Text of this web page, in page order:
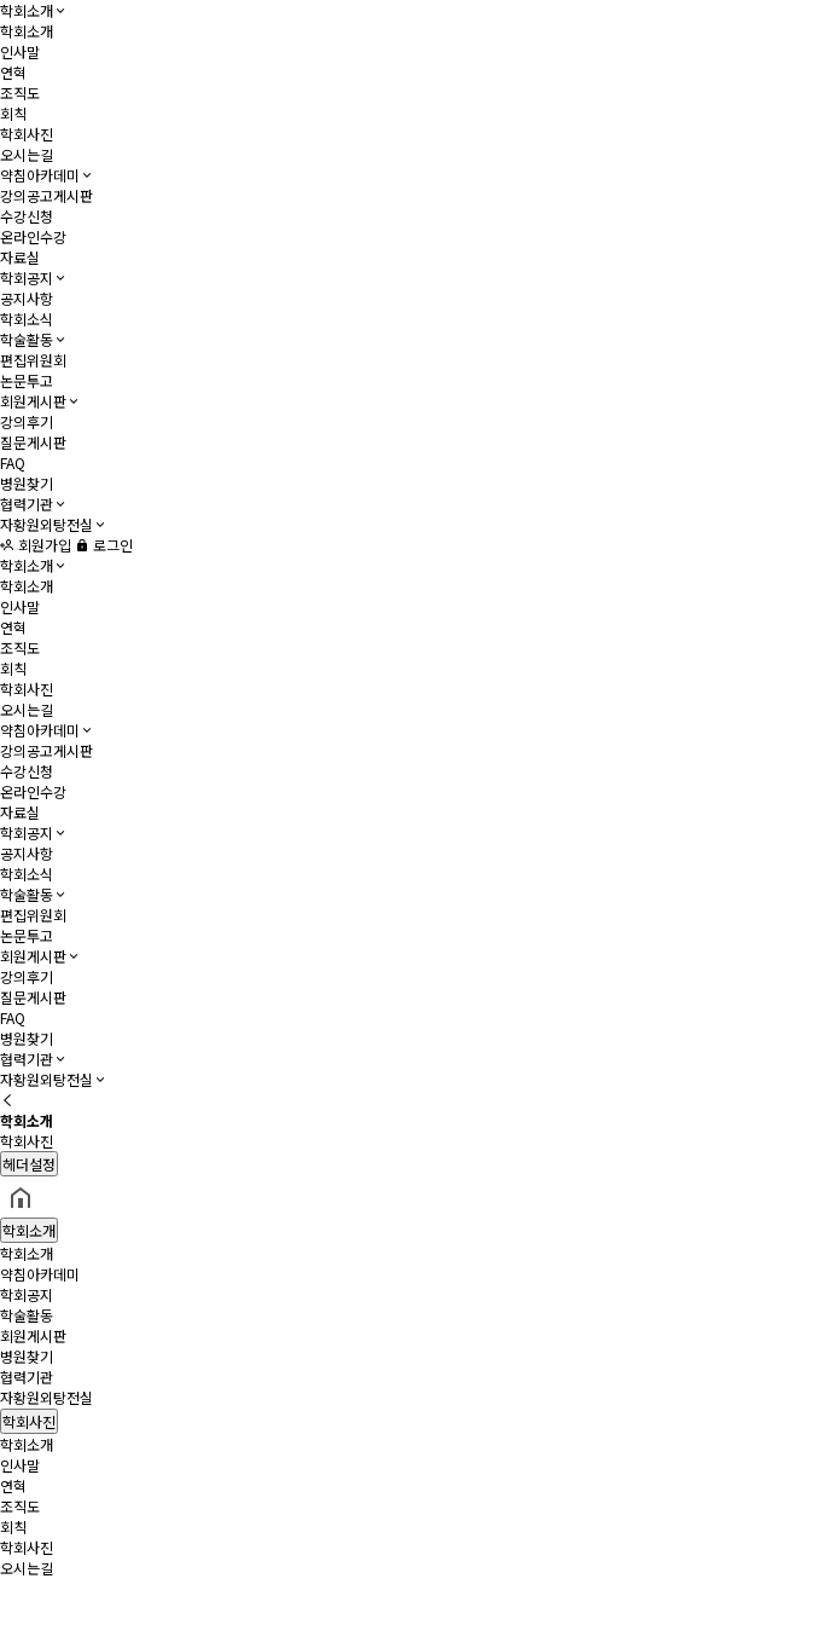
학회소개
학회소개
인사말
연혁
조직도
회칙
학회사진
오시는길
약침아카데미
강의공고게시판
수강신청
온라인수강
자료실
학회공지
공지사항
학회소식
학술활동
편집위원회
논문투고
회원게시판
강의후기
질문게시판
FAQ
병원찾기
협력기관
자황원외탕전실
회원가입
로그인
학회소개
학회소개
인사말
연혁
조직도
회칙
학회사진
오시는길
약침아카데미
강의공고게시판
수강신청
온라인수강
자료실
학회공지
공지사항
학회소식
학술활동
편집위원회
논문투고
회원게시판
강의후기
질문게시판
FAQ
병원찾기
협력기관
자황원외탕전실
학회소개
학회사진
헤더설정
학회소개
학회소개
약침아카데미
학회공지
학술활동
회원게시판
병원찾기
협력기관
자황원외탕전실
학회사진
학회소개
인사말
연혁
조직도
회칙
학회사진
오시는길